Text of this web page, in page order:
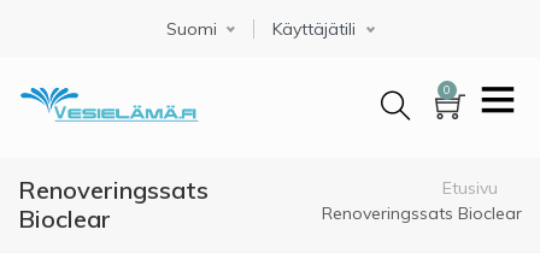
Select your language
Suomi Käyttäjätili
0
Renoveringssats
Bioclear
MurupolkuEtusivu
Renoveringssats Bioclear